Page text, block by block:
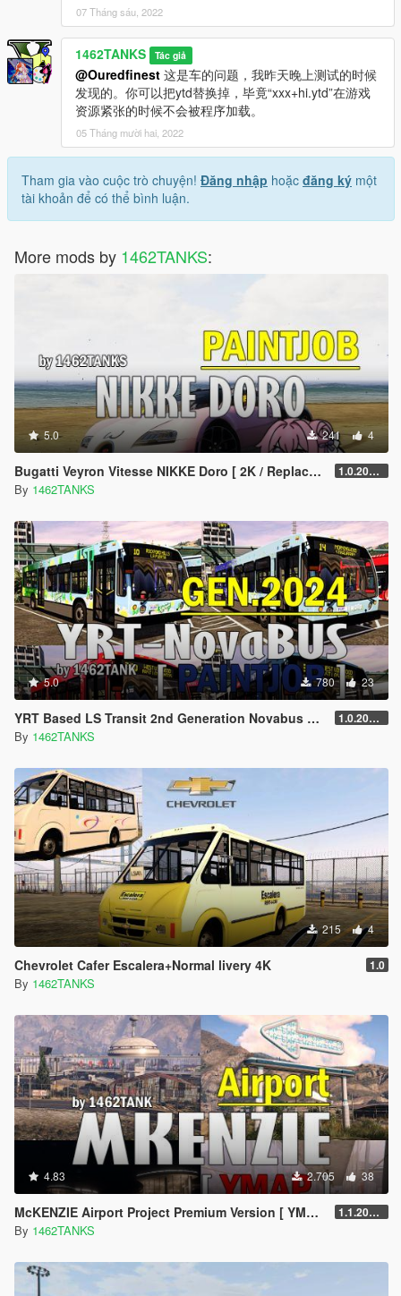
07 Tháng sáu, 2022
1462TANKS Tác giả
@Ouredfinest 这是车的问题，我昨天晚上测试的时候
发现的。你可以把ytd替换掉，毕竟“xxx+hi.ytd”在游戏
资源紧张的时候不会被程序加载。
05 Tháng mười hai, 2022
Tham gia vào cuộc trò chuyện! Đăng nhập hoặc đăng ký một
tài khoản để có thể bình luận.
More mods by 1462TANKS:
5.0 241 4
Bugatti Veyron Vitesse NIKKE Doro [ 2K / Replace / Honkai Impact 3 ] 1.0.20250520
By 1462TANKS
5.0 780 23
YRT Based LS Transit 2nd Generation Novabus LFS 2024 Skin Pack [ Lore Friendly / 4K / Addon / Replace ] 1.0.20240113
By 1462TANKS
215 4
Chevrolet Cafer Escalera+Normal livery 4K 1.0
By 1462TANKS
4.83 2.705 38
McKENZIE Airport Project Premium Version [ YMAP / Terminals / Runway / Lights / Gates ] 1.1.2024g3
By 1462TANKS